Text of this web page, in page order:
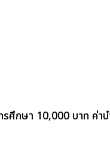
รศึกษา 10,000 บาท ค่า